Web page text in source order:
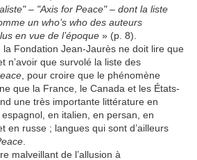
– "Axis for Peace" – dont la liste
un who’s who des auteurs
en vue de l’époque » (p. 8).
la Fondation Jean-Jaurès ne doit lire que
n’avoir que survolé la liste des
, pour croire que le phénomène
que la France, le Canada et les États-
une très importante littérature en
en italien, en persan, en
en russe ; langues qui sont d’ailleurs
malveillant de l’allusion à